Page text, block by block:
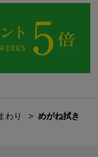
わり
めがね拭き